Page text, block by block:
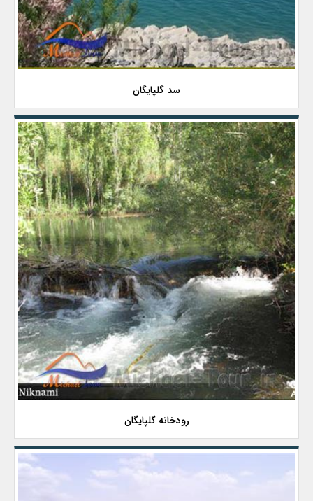
سد گلپایگان
رودخانه گلپایگان